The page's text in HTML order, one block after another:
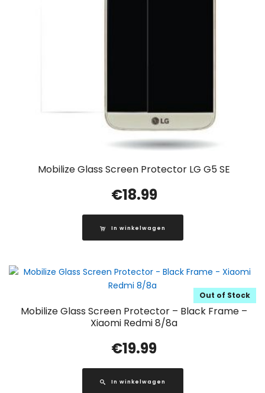
Mobilize Glass Screen Protector LG G5 SE
€18.99
In winkelwagen
Mobilize Glass Screen Protector – Black Frame –
Xiaomi Redmi 8/8a
Out of Stock
€19.99
In winkelwagen